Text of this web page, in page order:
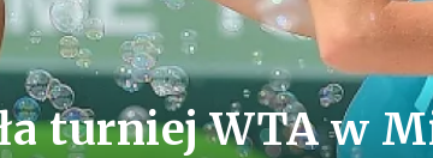
turniej WTA w